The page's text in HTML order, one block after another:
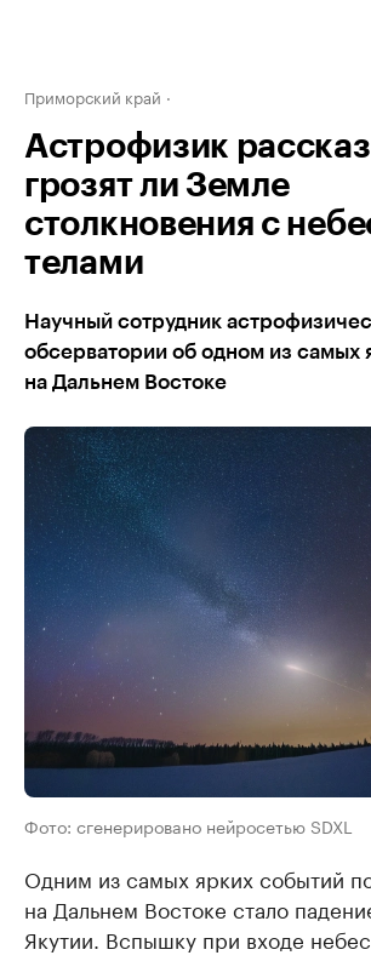
Приморский край
Астрофизик
грозят ли Земле
столкновения с
телами
Научный сотрудник
обсерватории об одном из самых
на Дальнем Востоке
Фото: сгенерировано нейросетью SDXL
Одним из самых ярких событий
на Дальнем Востоке стало
Якутии. Вспышку при входе